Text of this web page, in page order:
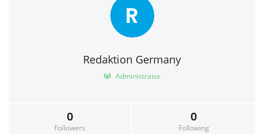
R
Redaktion Germany
Administrator
0
Followers
0
Following